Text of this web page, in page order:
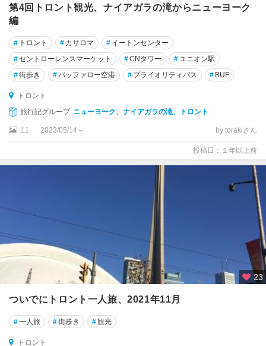
州
ム
ル
ー
プ
ス
ガ
ス
ガ
ナ
ッ
第4回トロント観光、ナイアガラの滝からニューヨーク
編
# トロント # カサロマ # イートンセンター
#セントローレンスマーケット #CNタワー # ユニオン駅
#街歩き #バッファロー空港 # プライオリティパス # BUF
トロント
旅行記グループ ニューヨーク、ナイアガラの滝、トロント
11 2023/05/14～ by torakiさん
投稿日：１年以上前
23
ついでにトロント一人旅、2021年11月
#一人旅 #街歩き #観光
トロント